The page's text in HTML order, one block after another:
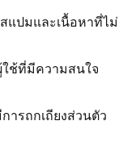
แปมและเนื้อหาที่ไม่
ช้ที่มีความสนใจ
ารถกเถียงส่วนตัว